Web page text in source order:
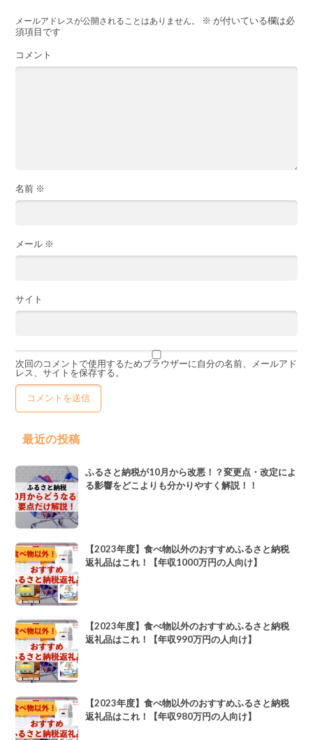
メールアドレスが公開されることはありません。 ※ が付いている欄は必
須項目です
コメント
名前 ※
メール ※
サイト
次回のコメントで使用するためブラウザーに自分の名前、メールアド
レス、サイトを保存する。
最近の投稿
ふるさと納税が10月から改悪！？変更点・改定によ
る影響をどこよりも分かりやすく解説！！
【2023年度】食べ物以外のおすすめふるさと納税
返礼品はこれ！【年収1000万円の人向け】
【2023年度】食べ物以外のおすすめふるさと納税
返礼品はこれ！【年収990万円の人向け】
【2023年度】食べ物以外のおすすめふるさと納税
返礼品はこれ！【年収980万円の人向け】